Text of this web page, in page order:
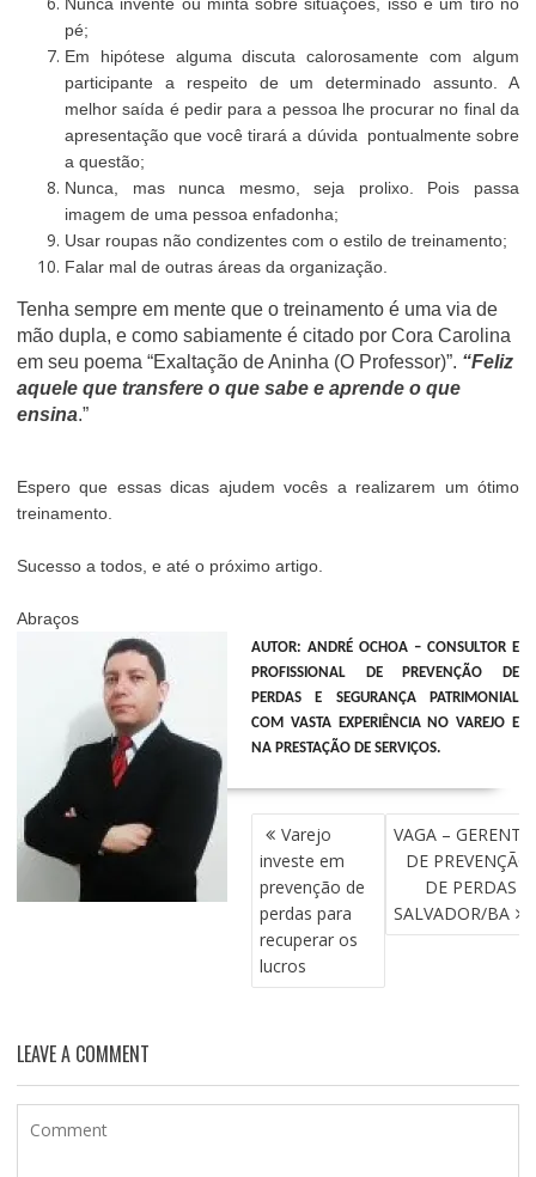
pé;
Em hipótese alguma discuta calorosamente com algum
participante a respeito de um determinado assunto. A
melhor saída é pedir para a pessoa lhe procurar no final da
apresentação que você tirará a dúvida pontualmente sobre
a questão;
Nunca, mas nunca mesmo, seja prolixo. Pois passa
imagem de uma pessoa enfadonha;
Usar roupas não condizentes com o estilo de treinamento;
Falar mal de outras áreas da organização.
Tenha sempre em mente que o treinamento é uma via de
mão dupla, e como sabiamente é citado por Cora Carolina
em seu poema “Exaltação de Aninha (O Professor)”. “Feliz
aquele que transfere o que sabe e aprende o que
ensina.”
Espero que essas dicas ajudem vocês a realizarem um ótimo
treinamento.
Sucesso a todos, e até o próximo artigo.
Abraços
AUTOR: ANDRÉ OCHOA – CONSULTOR E
PROFISSIONAL DE PREVENÇÃO DE
PERDAS E SEGURANÇA PATRIMONIAL
COM VASTA EXPERIÊNCIA NO VAREJO E
NA PRESTAÇÃO DE SERVIÇOS.
NAVEGAÇÃO
DE
POST
Varejo
investe em
prevenção de
perdas para
recuperar os
lucros
VAGA – GERENTE
DE PREVENÇÃO
DE PERDAS –
SALVADOR/BA
LEAVE A COMMENT